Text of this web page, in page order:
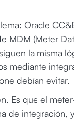
Oracle
MDM (Meter
la misma
mediante
debían evitar.
Es que el
de integración,